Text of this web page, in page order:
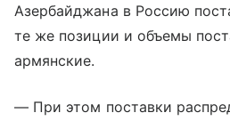
Азербайджана в Россию
те же позиции и объемы
армянские.
— При этом поставки